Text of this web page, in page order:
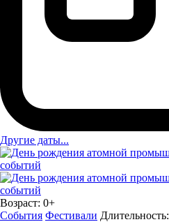
Другие даты...
Возраст: 0+
События Фестивали Длительность: